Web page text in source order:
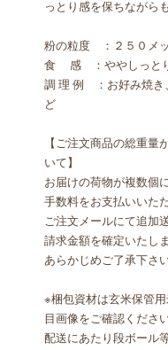
っとり感を保ちながら
粉の粒度 ：２５０メ
食 感 ：ややしっと
調 理 例 ：お好み焼き
ど
【ご注文商品の総重
いて】
お届けの荷物が複数個
手数料をお支払いいた
ご注文メールにて追加
請求金額を確定いたしま
あらかじめご了承下さい
※梱包資材は玄米保管
目画像をご確認ください
配送にあたり段ボール